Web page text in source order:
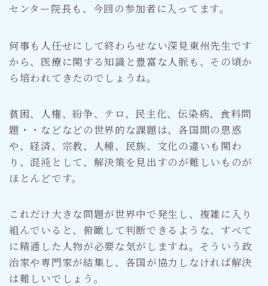
センター院長も、今回の参加者に入ってます。
何事も人任せにして終わらせない深見東州先生です
から、医療に関する知識と豊富な人脈も、その頃か
ら培われてきたのでしょうね。
貧困、人権、紛争、テロ、民主化、伝染病、食料問
題・・などなどの世界的な課題は、各国間の思惑
や、経済、宗教、人種、民族、文化の違いも関わ
り、混沌として、解決策を見出すのが難しいものが
ほとんどです。
これだけ大きな問題が世界中で発生し、複雑に入り
組んでいると、俯瞰して判断できるような、すべて
に精通した人物が必要な気がしますね。そういう政
治家や専門家が結集し、各国が協力しなければ解決
は難しいでしょう。